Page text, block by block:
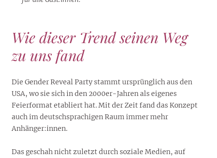
Wie dieser Trend seinen Weg
zu uns fand
Die Gender Reveal Party stammt ursprünglich aus den
USA, wo sie sich in den 2000er-Jahren als eigenes
Feierformat etabliert hat. Mit der Zeit fand das Konzept
auch im deutschsprachigen Raum immer mehr
Anhänger:innen.
Das geschah nicht zuletzt durch soziale Medien, auf